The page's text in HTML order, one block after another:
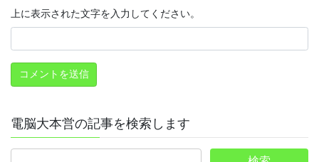
上に表示された文字を入力してください。
電脳大本営の記事を検索します